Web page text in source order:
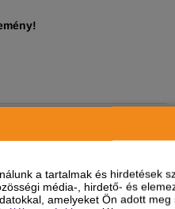
a tartalmak és hirdetések
média-, hirdető- és
amelyeket Ön adott